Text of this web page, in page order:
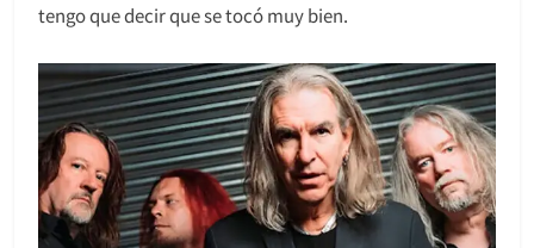
tengo que decir que se tocó muy bien.